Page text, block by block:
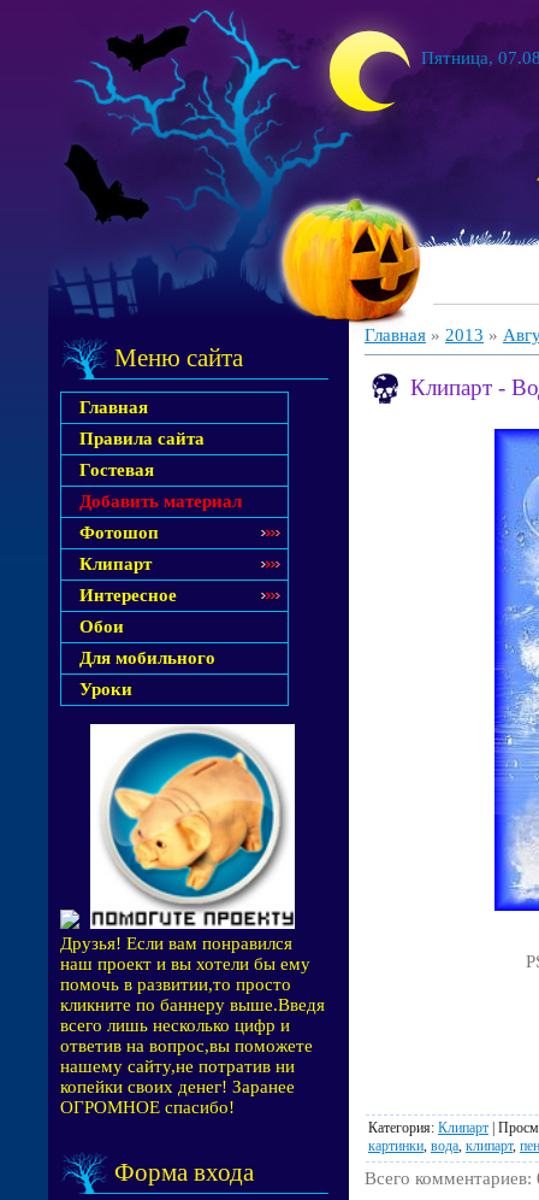
Пятница,
Меню сайта
Главная
Правила сайта
Гостевая
Добавить материал
Фотошоп
Клипарт
Интересное
Обои
Для мобильного
Уроки
Друзья! Если вам понравился
наш проект и вы хотели бы ему
помочь в развитии,то просто
кликните по баннеру выше.Введя
всего лишь несколько цифр и
ответив на вопрос,вы поможете
нашему сайту,не потратив ни
копейки своих денег! Заранее
ОГРОМНОЕ спасибо!
Форма входа
Главная » 2013 »
Клипарт -
Категория: Клипарт |
картинки вода клипарт,
Всего комментариев: